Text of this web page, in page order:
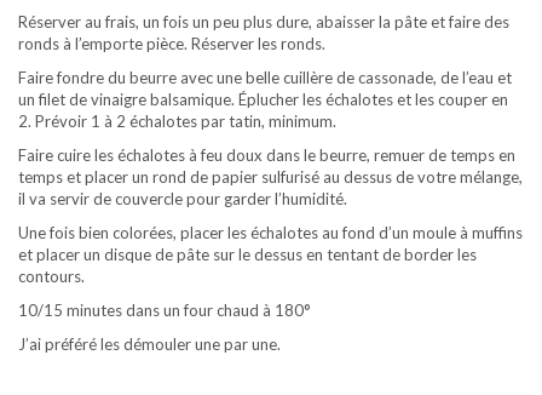
Réserver au frais, un fois un peu plus dure, abaisser la pâte et faire des
ronds à l’emporte pièce. Réserver les ronds.
Faire fondre du beurre avec une belle cuillère de cassonade, de l’eau et
un filet de vinaigre balsamique. Éplucher les échalotes et les couper en
2. Prévoir 1 à 2 échalotes par tatin, minimum.
Faire cuire les échalotes à feu doux dans le beurre, remuer de temps en
temps et placer un rond de papier sulfurisé au dessus de votre mélange,
il va servir de couvercle pour garder l’humidité.
Une fois bien colorées, placer les échalotes au fond d’un moule à muffins
et placer un disque de pâte sur le dessus en tentant de border les
contours.
10/15 minutes dans un four chaud à 180°
J’ai préféré les démouler une par une.